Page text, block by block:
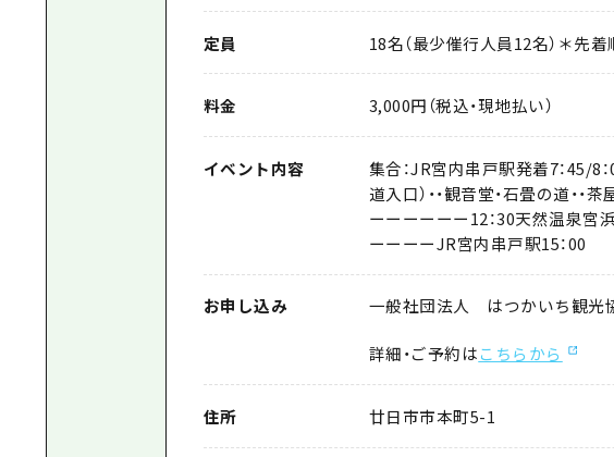
定員 18名（最少催行人員12名）＊先着
料金 3,000円（税込・現地払い）
イベント内容
集合：JR宮内串戸駅発着7：45/8
道入口）・・観音堂・石畳の道・・茶
ーーーーーー12：30天然温泉宮
ーーーーJR宮内串戸駅15：00
お申し込み 一般社団法人 はつかいち観光
詳細・ご予約はこちらから
住所 廿日市市本町5-1